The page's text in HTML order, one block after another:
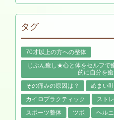
タグ
70才以上の方への整体
じぶん癒し★心と体をセルフで
的に自分を癒
その痛みの原因は？
めまい
カイロプラクティック
スト
スポーツ整体
ツボ
ヘル